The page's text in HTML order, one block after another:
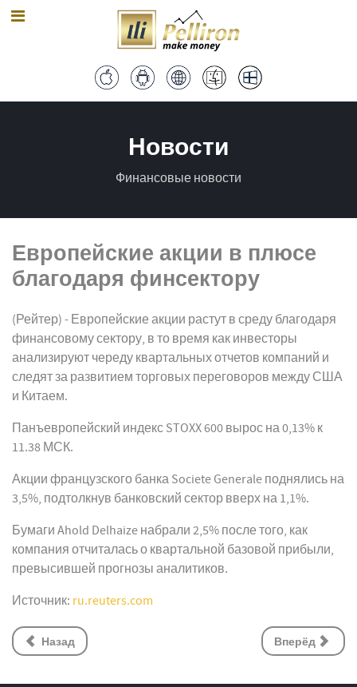
Новости
Финансовые новости
Европейские акции в плюсе
благодаря финсектору
(Рейтер) - Европейские акции растут в среду благодаря
финансовому сектору, в то время как инвесторы
анализируют череду квартальных отчетов компаний и
следят за развитием торговых переговоров между США
и Китаем.
Панъевропейский индекс STOXX 600 вырос на 0,13% к
11.38 МСК.
Акции французского банка Societe Generale поднялись на
3,5%, подтолкнув банковский сектор вверх на 1,1%.
Бумаги Ahold Delhaize набрали 2,5% после того, как
компания отчиталась о квартальной базовой прибыли,
превысившей прогнозы аналитиков.
Источник: ru.reuters.com
Назад Вперёд